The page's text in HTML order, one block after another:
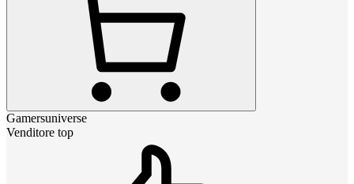
Gamersuniverse
Venditore top